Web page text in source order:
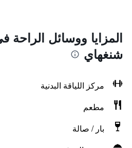
المزايا ووسائل الراحة
شنغهاي
مركز اللياقة البدنية
مطعم
بار / صالة